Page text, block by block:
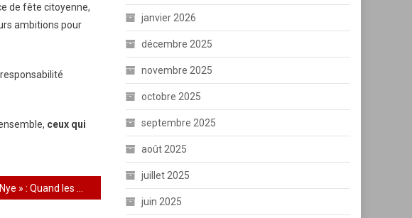
de fête citoyenne,
ambitions pour
ceux qui
janvier 2026
décembre 2025
novembre 2025
octobre 2025
septembre 2025
août 2025
juillet 2025
juin 2025